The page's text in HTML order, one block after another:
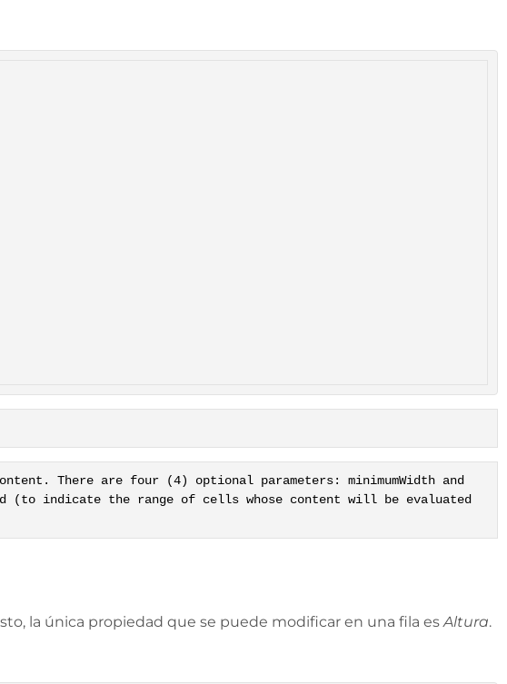
There are four (4) optional parameters: minimumWidth and
(to indicate the range of cells whose content will be evaluated
la única propiedad que se puede modificar en una fila esAltura.